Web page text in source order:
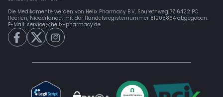
Die Medikamente werden von Helix Pharmacy B.V, Sourethweg 7Z 6422 PC
Heerlen, Niederlande, mit der Handelsregisternummer 81205864 abgegeben.
E-Mail: service@helix-pharmacy.de